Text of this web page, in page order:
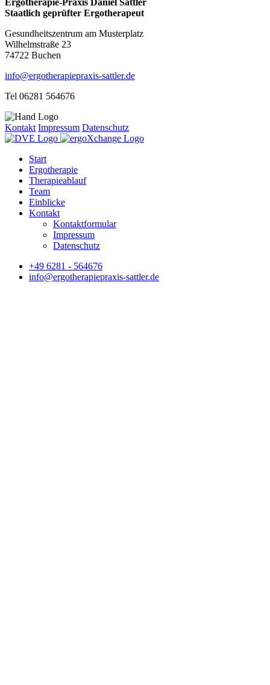
Ergotherapie-Praxis Daniel Sattler
Staatlich geprüfter Ergotherapeut
Gesundheitszentrum am Musterplatz
Wilhelmstraße 23
74722 Buchen
info@ergotherapiepraxis-sattler.de
Tel 06281 564676
Kontakt Impressum Datenschutz
Start
Ergotherapie
Therapieablauf
Team
Einblicke
Kontakt
Kontaktformular
Impressum
Datenschutz
+49 6281 - 564676
info@ergotherapiepraxis-sattler.de